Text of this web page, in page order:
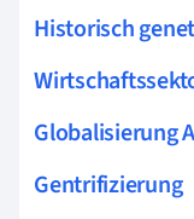
Historisch
Globalisierung
Gentrifizierung